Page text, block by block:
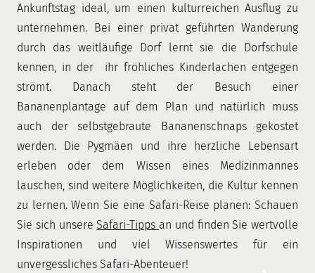
Ankunftstag ideal, um einen kulturreichen Ausflug zu
unternehmen. Bei einer privat geführten Wanderung
durch das weitläufige Dorf lernt sie die Dorfschule
kennen, in der ihr fröhliches Kinderlachen entgegen
strömt. Danach steht der Besuch einer
Bananenplantage auf dem Plan und natürlich muss
auch der selbstgebraute Bananenschnaps gekostet
werden. Die Pygmäen und ihre herzliche Lebensart
erleben oder dem Wissen eines Medizinmannes
lauschen, sind weitere Möglichkeiten, die Kultur kennen
zu lernen. Wenn Sie eine Safari-Reise planen: Schauen
Sie sich unsereSafari-Tipps an und finden Sie wertvolle
Inspirationen und viel Wissenswertes für ein
unvergessliches Safari-Abenteuer!